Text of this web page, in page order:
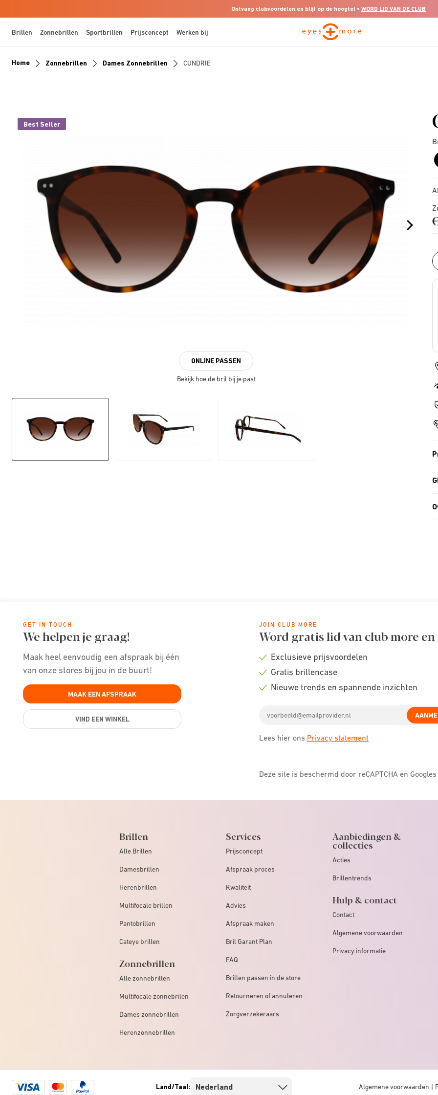
Ontvang clubvoordelen en blijf op de hoogte! • WORD LID VAN DE CLUB
Brillen Zonnebrillen Sportbrillen Prijsconcept Werken bij
Home Zonnebrillen Dames Zonnebrillen CUNDRIE
Best Seller
ONLINE PASSEN
Bekijk hoe de bril bij je past
GET IN TOUCH
We helpen je graag!
Maak heel eenvoudig een afspraak bij één
van onze stores bij jou in de buurt!
MAAK EEN AFSPRAAK
VIND EEN WINKEL
JOIN CLUB MORE
Word gratis lid van club more
Check
Exclusieve prijsvoordelen
Check
Gratis brillencase
Nieuwe trends en spannende inzichten
address
Lees hier ons Privacy statement
Deze site is beschermd door reCAPTCHA en Googles
Brillen
Alle Brillen
Damesbrillen
Herenbrillen
Multifocale brillen
Pantobrillen
Cateye brillen
Zonnebrillen
Alle zonnebrillen
Multifocale zonnebrilen
Dames zonnebrillen
Herenzonnebrillen
Services
Prijsconcept
Afspraak proces
Kwaliteit
Advies
Afspraak maken
Bril Garant Plan
FAQ
Brillen passen in de store
Retourneren of annuleren
Zorgverzekeraars
Aanbiedingen &
collecties
Acties
Brillentrends
Hulp & contact
Contact
Algemene voorwaarden
Privacy informatie
Visa
Mastercard
Paypal Land/Taal: Algemene voorwaarden